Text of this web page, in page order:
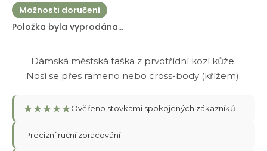
Možnosti doručení
Položka byla vyprodána…
Dámská městská taška z prvotřídní kozí kůže.
Nosí se přes rameno nebo cross-body (křížem).
★★★★★Ověřeno stovkami spokojených zákazníků
Precizní ruční zpracování